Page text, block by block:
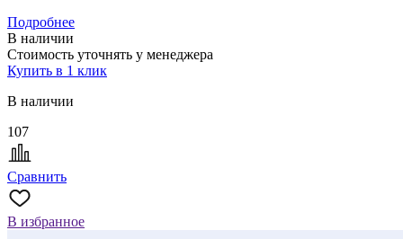
Подробнее
В наличии
Стоимость уточнять у менеджера
Купить в 1 клик
В наличии
107
Сравнить
В избранное